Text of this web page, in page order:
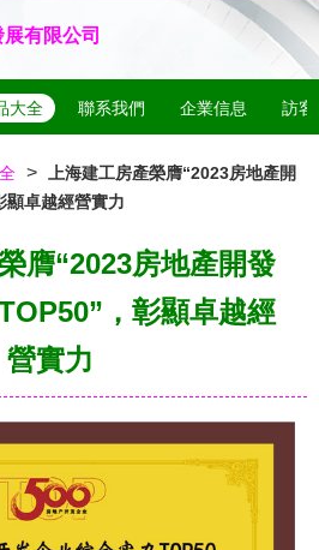
有限公司
大全 聯系我們 企業信息 訪客
>
上海建工房產榮膺“2023房地產開
顯卓越經營實力
膺“2023房地產開發
，彰顯卓越經
營實力